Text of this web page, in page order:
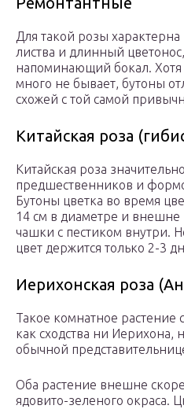
Для такой розы
листва и длинный
напоминающий бокал. Хотя
много не бывает, бутоны
схожей с той самой
Китайская роза
Китайская роза
предшественников и
Бутоны цветка во время
14 см в диаметре и
чашки с пестиком внутри.
цвет держится только 2-3
Иерихонская роза
Такое комнатное растение
как сходства ни Иерихона,
обычной
Оба растение внешне
ядовито-зеленого окраса.